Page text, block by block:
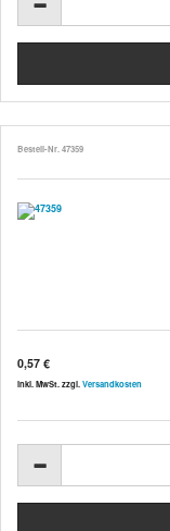
Bestell-Nr. 47359
0,57 €
inkl. MwSt. zzgl. Versandkosten